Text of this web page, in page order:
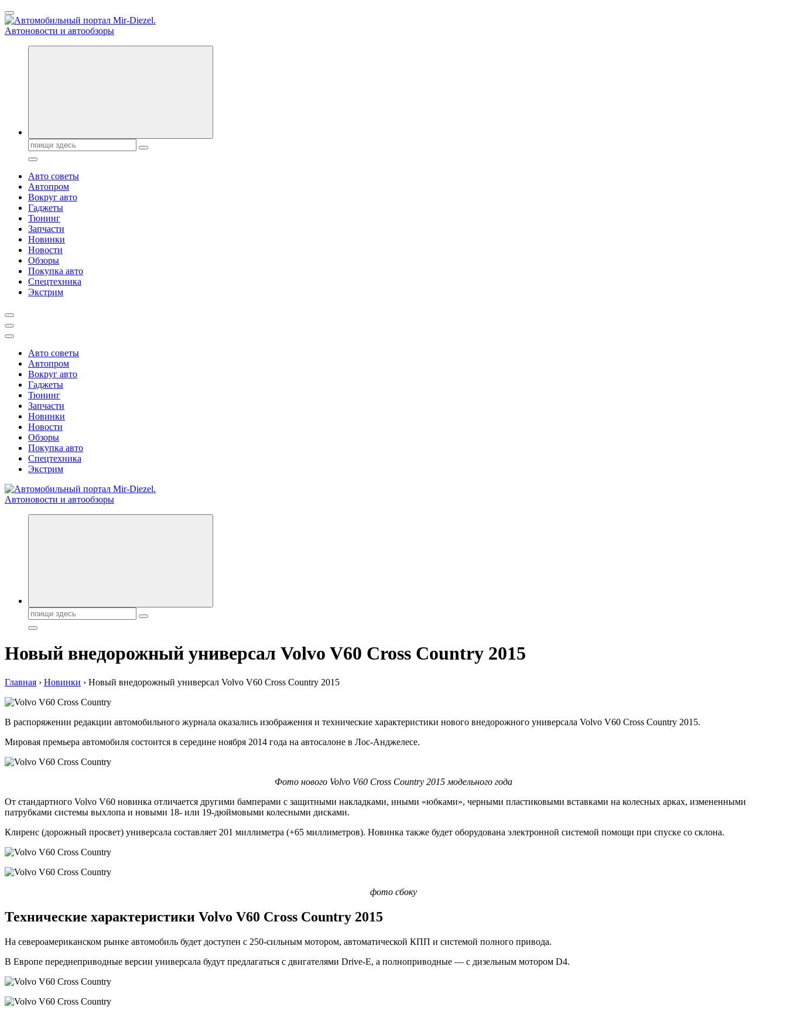
Перейти
к
содержанию
Справочник автомобилиста. Обзор новинок популярных автобрендов, технические характреристики, фото и автообзоры. Автотюнинг, тест-драйвы. Шины, диски, резина
Поиск:
Авто советы
Автопром
Вокруг авто
Гаджеты
Тюнинг
Запчасти
Новинки
Новости
Обзоры
Покупка авто
Спецтехника
Экстрим
Авто советы
Автопром
Вокруг авто
Гаджеты
Тюнинг
Запчасти
Новинки
Новости
Обзоры
Покупка авто
Спецтехника
Экстрим
Справочник автомобилиста. Обзор новинок популярных автобрендов, технические характреристики, фото и автообзоры. Автотюнинг, тест-драйвы. Шины, диски, резина
Поиск:
Новый внедорожный универсал Volvo V60 Cross Country 2015
Главная › Новинки › Новый внедорожный универсал Volvo V60 Cross Country 2015
В распоряжении редакции автомобильного журнала оказались изображения и технические характеристики нового внедорожного универсала Volvo V60 Cross Country 2015.
Мировая премьера автомобиля состоится в середине ноября 2014 года на автосалоне в Лос-Анджелесе.
Фото нового Volvo V60 Cross Country 2015 модельного года
От стандартного Volvo V60 новинка отличается другими бамперами с защитными накладками, иными «юбками», черными пластиковыми вставками на колесных арках, измененными
патрубками системы выхлопа и новыми 18- или 19-дюймовыми колесными дисками.
Клиренс (дорожный просвет) универсала составляет 201 миллиметра (+65 миллиметров). Новинка также будет оборудована электронной системой помощи при спуске со склона.
фото сбоку
Технические характеристики Volvo V60 Cross Country 2015
На североамериканском рынке автомобиль будет доступен с 250-сильным мотором, автоматической КПП и системой полного привода.
В Европе переднеприводные версии универсала будут предлагаться с двигателями Drive-E, а полноприводные — с дизельным мотором D4.